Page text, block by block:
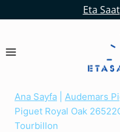
content
Eta Saat
Ana Sayfa Audemars
Piguet Royal Oak
Tourbillon